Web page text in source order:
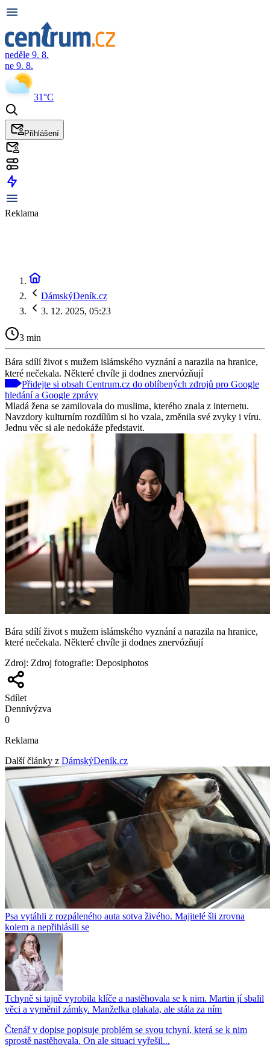
neděle 9. 8.
ne 9. 8.
31°C
Přihlášení
Reklama
DámskýDeník.cz
3. 12. 2025, 05:23
3 min
Bára sdílí život s mužem islámského vyznání a narazila na hranice,
které nečekala. Některé chvíle ji dodnes znervózňují
Přidejte si obsah Centrum.cz do oblíbených zdrojů pro Google
hledání a Google zprávy
Mladá žena se zamilovala do muslima, kterého znala z internetu.
Navzdory kulturním rozdílům si ho vzala, změnila své zvyky i víru.
Jednu věc si ale nedokáže představit.
Bára sdílí život s mužem islámského vyznání a narazila na hranice,
které nečekala. Některé chvíle ji dodnes znervózňují
Zdroj: Zdroj fotografie: Deposiphotos
Sdílet
Dennívýzva
0
Reklama
Další články z DámskýDeník.cz
Psa vytáhli z rozpáleného auta sotva živého. Majitelé šli zrovna
kolem a nepřihlásili se
Tchyně si tajně vyrobila klíče a nastěhovala se k nim. Martin jí sbalil
věci a vyměnil zámky. Manželka plakala, ale stála za ním
Čtenář v dopise popisuje problém se svou tchyní, která se k nim
sprostě nastěhovala. On ale situaci vyřešil...